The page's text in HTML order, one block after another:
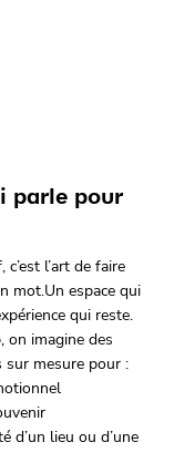
parle pour
l’art de faire
mot.Un espace qui
qui reste.
on imagine des
sur mesure pour :
d’un lieu ou d’une